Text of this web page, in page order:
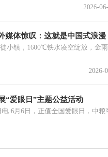
2026-
媒体惊叹：这就是中国式浪漫
镇，1600℃铁水凌空绽放，金
2026-
“爱眼日”主题公益活动
6月6日，正值全国爱眼日，中粮